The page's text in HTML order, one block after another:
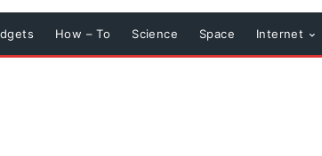
How – To Science Space Internet